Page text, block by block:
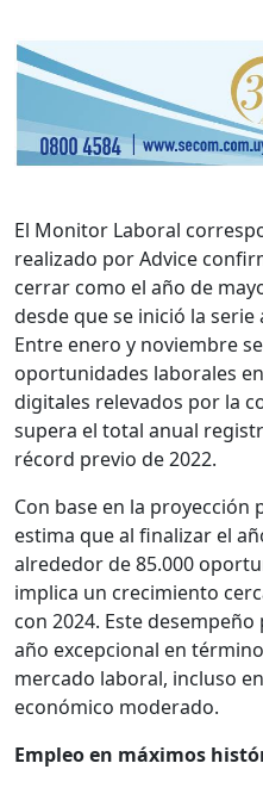
El Monitor Laboral
realizado por Advice
cerrar como el año de
desde que se inició la serie
Entre enero y noviembre
oportunidades laborales
digitales relevados por la
supera el total anual
récord previo de 2022.
Con base en la proyección
estima que al finalizar el
alrededor de 85.000
implica un crecimiento
con 2024. Este
año excepcional en
mercado laboral, incluso
económico moderado.
Empleo en máximos